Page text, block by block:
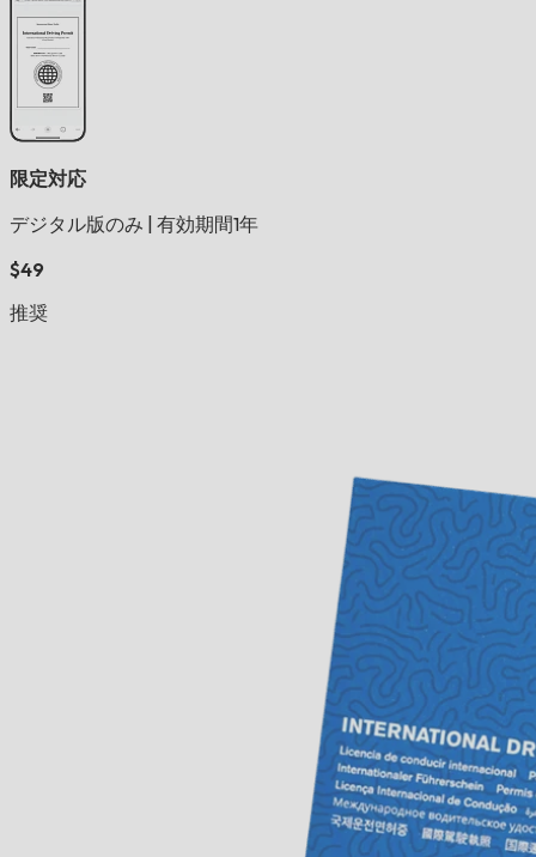
限定対応
デジタル版のみ 有効期間1年
$49
推奨